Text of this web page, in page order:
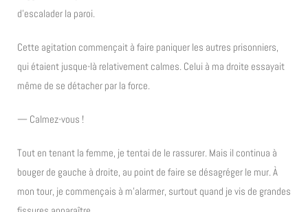
d’escalader la paroi.
Cette agitation commençait à faire paniquer les autres prisonniers,
qui étaient jusque-là relativement calmes. Celui à ma droite essayait
même de se détacher par la force.
— Calmez-vous !
Tout en tenant la femme, je tentai de le rassurer. Mais il continua à
bouger de gauche à droite, au point de faire se désagréger le mur. À
mon tour, je commençais à m’alarmer, surtout quand je vis de grandes